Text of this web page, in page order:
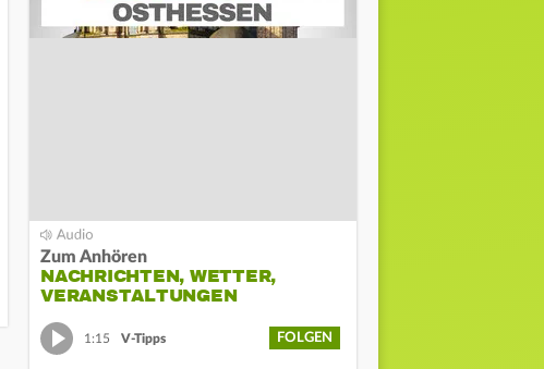
Zum Anhören
NACHRICHTEN, WETTER,
VERANSTALTUNGEN
1:15 V-Tipps FOLGEN